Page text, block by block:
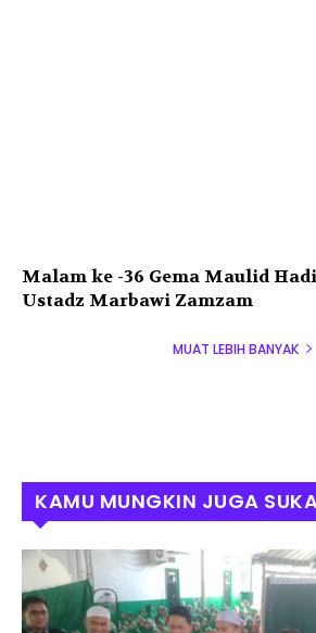
Malam ke -36 Gema Maulid
Ustadz Marbawi Zamzam
MUAT LEBIH BANYAK
KAMU MUNGKIN JUGA